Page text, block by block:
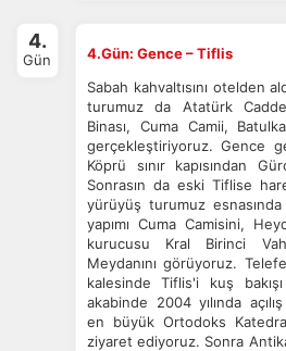
4.
Gün
4.Gün: Gence – Tiflis
Sabah kahvaltısını otelden
turumuz da Atatürk
Binası, Cuma Camii,
gerçekleştiriyoruz. Gence
Köprü sınır kapısından
Sonrasın da eski Tiflise
yürüyüş turumuz esnasında
yapımı Cuma Camisini,
kurucusu Kral Birinci
Meydanını görüyoruz.
kalesinde Tiflis'i kuş
akabinde 2004 yılında
en büyük Ortodoks
ziyaret ediyoruz. Sonra